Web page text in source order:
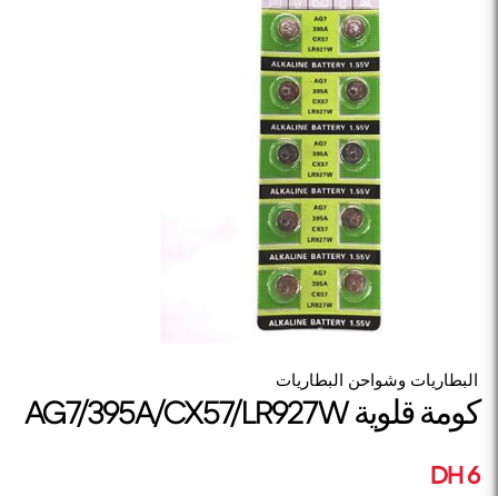
البطاريات وشواحن البطاريات
كومة قلوية AG7/395A/CX57/LR927W
6 DH